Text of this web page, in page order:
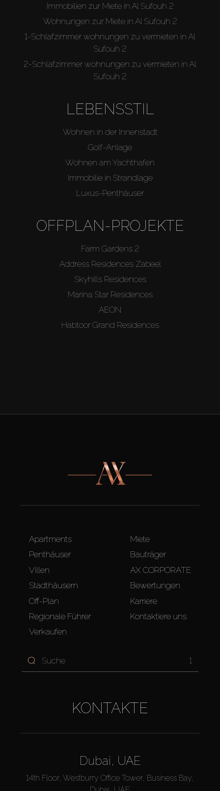
Immobilien zur Miete in Al Sufouh 2
Wohnungen zur Miete in Al Sufouh 2
1-Schlafzimmer wohnungen zu vermieten in Al
Sufouh 2
2-Schlafzimmer wohnungen zu vermieten in Al
Sufouh 2
LEBENSSTIL
Wohnen in der Innenstadt
Golf-Anlage
Wohnen am Yachthafen
Immobilie in Strandlage
Luxus-Penthäuser
OFFPLAN-PROJEKTE
Farm Gardens 2
Address Residences Zabeel
Skyhills Residences
Marina Star Residences
AEON
Habtoor Grand Residences
Apartments
Penthäuser
Villen
Stadthäusern
Off-Plan
Regionale Führer
Verkaufen
Miete
Bauträger
AX CORPORATE
Bewertungen
Karriere
Kontaktiere uns
1
KONTAKTE
Dubai, UAE
14th Floor, Westburry Office Tower, Business Bay,